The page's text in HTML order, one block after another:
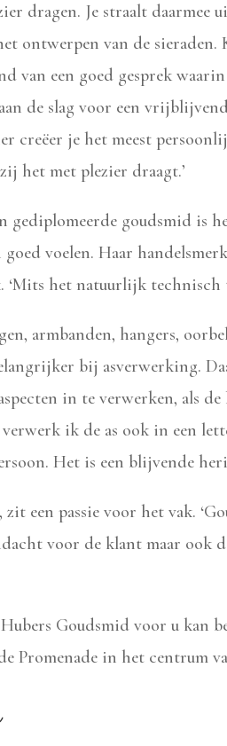
dragen. Je straalt daarmee
ontwerpen van de
van een goed gesprek
de slag voor een
creëer je het meest
het met plezier draagt.’
gediplomeerde goudsmid is
voelen. Haar
het natuurlijk technisch
armbanden, hangers,
bij asverwerking.
in te verwerken, als
ik de as ook in een
Het is een blijvende
een passie voor het vak.
voor de klant maar ook
Goudsmid voor u kan
Promenade in het centrum